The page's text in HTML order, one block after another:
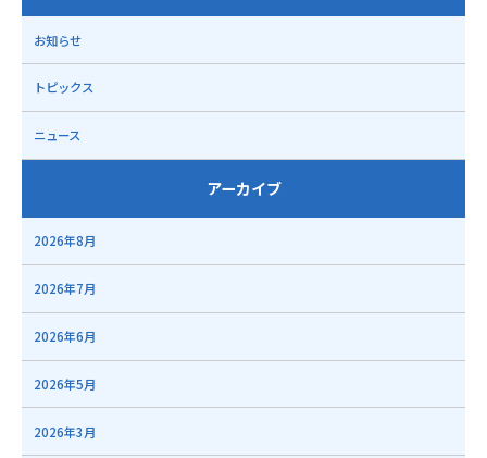
お知らせ
トピックス
ニュース
アーカイブ
2026年8月
2026年7月
2026年6月
2026年5月
2026年3月